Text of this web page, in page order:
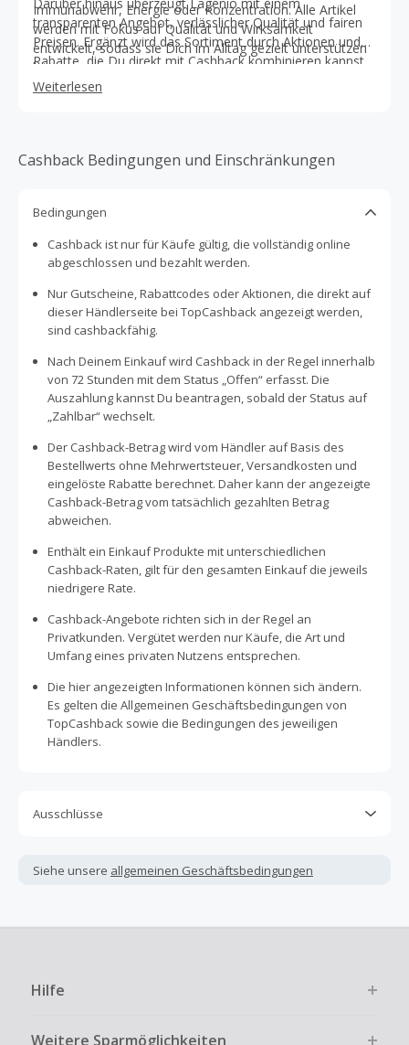
Immunabwehr, Energie oder Konzentration. Alle Artikel
werden mit Fokus auf Qualität und Wirksamkeit
entwickelt, sodass sie Dich im Alltag gezielt unterstützen
können.
transparenten Angebot, verlässlicher Qualität und fairen
Preisen. Ergänzt wird das Sortiment durch Aktionen und
Rabatte, die Du direkt mit Cashback kombinieren kannst.
So erhältst Du Gesundheitsprodukte für Dein
Wohlbefinden und sparst gleichzeitig bei jedem Einkauf.
Weiterlesen
Cashback Bedingungen und Einschränkungen
Bedingungen
Cashback ist nur für Käufe gültig, die vollständig online
abgeschlossen und bezahlt werden.
Nur Gutscheine, Rabattcodes oder Aktionen, die direkt auf
dieser Händlerseite bei TopCashback angezeigt werden,
sind cashbackfähig.
Nach Deinem Einkauf wird Cashback in der Regel innerhalb
von 72 Stunden mit dem Status „Offen“ erfasst. Die
Auszahlung kannst Du beantragen, sobald der Status auf
„Zahlbar“ wechselt.
Der Cashback-Betrag wird vom Händler auf Basis des
Bestellwerts ohne Mehrwertsteuer, Versandkosten und
eingelöste Rabatte berechnet. Daher kann der angezeigte
Cashback-Betrag vom tatsächlich gezahlten Betrag
abweichen.
Enthält ein Einkauf Produkte mit unterschiedlichen
Cashback-Raten, gilt für den gesamten Einkauf die jeweils
niedrigere Rate.
Cashback-Angebote richten sich in der Regel an
Privatkunden. Vergütet werden nur Käufe, die Art und
Umfang eines privaten Nutzens entsprechen.
Die hier angezeigten Informationen können sich ändern.
Es gelten die Allgemeinen Geschäftsbedingungen von
TopCashback sowie die Bedingungen des jeweiligen
Händlers.
Ausschlüsse
andere Sparprogramme verwendet werden, die nicht
ausdrücklich auf dieser Händlerseite von TopCashback
Kein Cashback für den Kauf von Geschenkgutscheinen
Bezahlvorgang ist nur dann cashbackfähig, wenn dies
ausdrücklich auf der Händlerseite erlaubt ist.
Siehe unsere allgemeinen Geschäftsbedingungen
Hilfe
Weitere Sparmöglichkeiten